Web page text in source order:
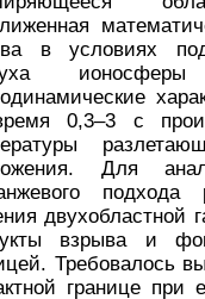
в условиях
0,3–3 с
Для
подхода
двухобластной
взрыва и
Требовалось
границе